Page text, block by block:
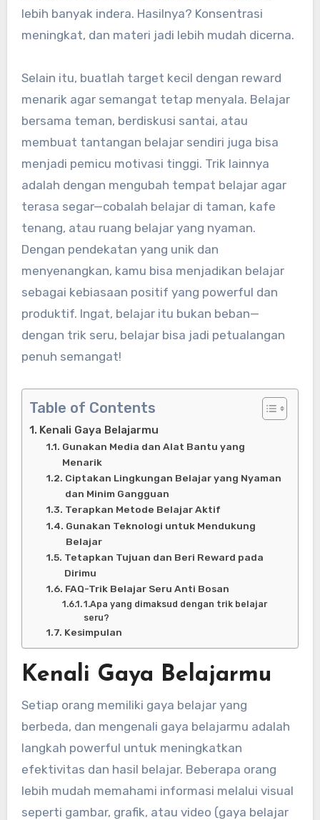
lebih banyak indera. Hasilnya? Konsentrasi
meningkat, dan materi jadi lebih mudah dicerna.
Selain itu, buatlah target kecil dengan reward
menarik agar semangat tetap menyala. Belajar
bersama teman, berdiskusi santai, atau
membuat tantangan belajar sendiri juga bisa
menjadi pemicu motivasi tinggi. Trik lainnya
adalah dengan mengubah tempat belajar agar
terasa segar—cobalah belajar di taman, kafe
tenang, atau ruang belajar yang nyaman.
Dengan pendekatan yang unik dan
menyenangkan, kamu bisa menjadikan belajar
sebagai kebiasaan positif yang powerful dan
produktif. Ingat, belajar itu bukan beban—
dengan trik seru, belajar bisa jadi petualangan
penuh semangat!
Table of Contents
Kenali Gaya Belajarmu
Gunakan Media dan Alat Bantu yang
Menarik
Ciptakan Lingkungan Belajar yang Nyaman
dan Minim Gangguan
Terapkan Metode Belajar Aktif
Gunakan Teknologi untuk Mendukung
Belajar
Tetapkan Tujuan dan Beri Reward pada
Dirimu
FAQ-Trik Belajar Seru Anti Bosan
1.Apa yang dimaksud dengan trik belajar
seru?
Kesimpulan
Kenali Gaya Belajarmu
Setiap orang memiliki gaya belajar yang
berbeda, dan mengenali gaya belajarmu adalah
langkah powerful untuk meningkatkan
efektivitas dan hasil belajar. Beberapa orang
lebih mudah memahami informasi melalui visual
seperti gambar, grafik, atau video (gaya belajar